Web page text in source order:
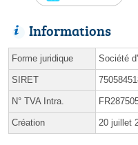
Informations
Forme juridique Société
SIRET
N° TVA Intra.
Création 20 juillet